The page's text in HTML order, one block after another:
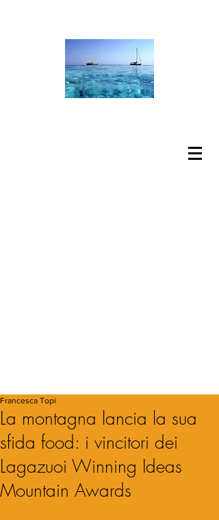
La montagna lancia la sua
sfida food: i vincitori dei
Lagazuoi Winning Ideas
Mountain Awards
Francesca Topi